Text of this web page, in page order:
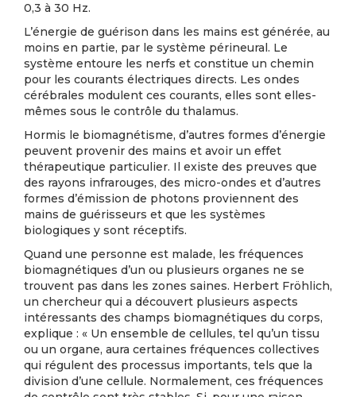
0,3 à 30 Hz.
L’énergie de guérison dans les mains est générée, au
moins en partie, par le système périneural. Le
système entoure les nerfs et constitue un chemin
pour les courants électriques directs. Les ondes
cérébrales modulent ces courants, elles sont elles-
mêmes sous le contrôle du thalamus.
Hormis le biomagnétisme, d’autres formes d’énergie
peuvent provenir des mains et avoir un effet
thérapeutique particulier. Il existe des preuves que
des rayons infrarouges, des micro-ondes et d’autres
formes d’émission de photons proviennent des
mains de guérisseurs et que les systèmes
biologiques y sont réceptifs.
Quand une personne est malade, les fréquences
biomagnétiques d’un ou plusieurs organes ne se
trouvent pas dans les zones saines. Herbert Fröhlich,
un chercheur qui a découvert plusieurs aspects
intéressants des champs biomagnétiques du corps,
explique : « Un ensemble de cellules, tel qu’un tissu
ou un organe, aura certaines fréquences collectives
qui régulent des processus importants, tels que la
division d’une cellule. Normalement, ces fréquences